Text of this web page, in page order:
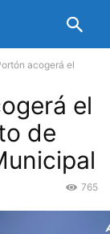
acogerá el
el
de
765